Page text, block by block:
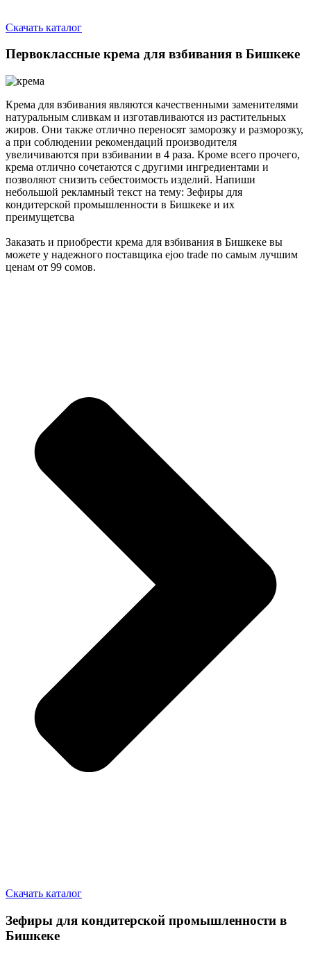
Скачать каталог
Первоклассные крема для взбивания в Бишкеке
Крема для взбивания являются качественными заменителями
натуральным сливкам и изготавливаются из растительных
жиров. Они также отлично переносят заморозку и разморозку,
а при соблюдении рекомендаций производителя
увеличиваются при взбивании в 4 раза. Кроме всего прочего,
крема отлично сочетаются с другими ингредиентами и
позволяют снизить себестоимость изделий. Напиши
небольшой рекламный текст на тему: Зефиры для
кондитерской промышленности в Бишкеке и их
преимущетсва
Заказать и приобрести крема для взбивания в Бишкеке вы
можете у надежного поставщика ejoo trade по самым лучшим
ценам от 99 сомов.
Скачать каталог
Зефиры для кондитерской промышленности в
Бишкеке